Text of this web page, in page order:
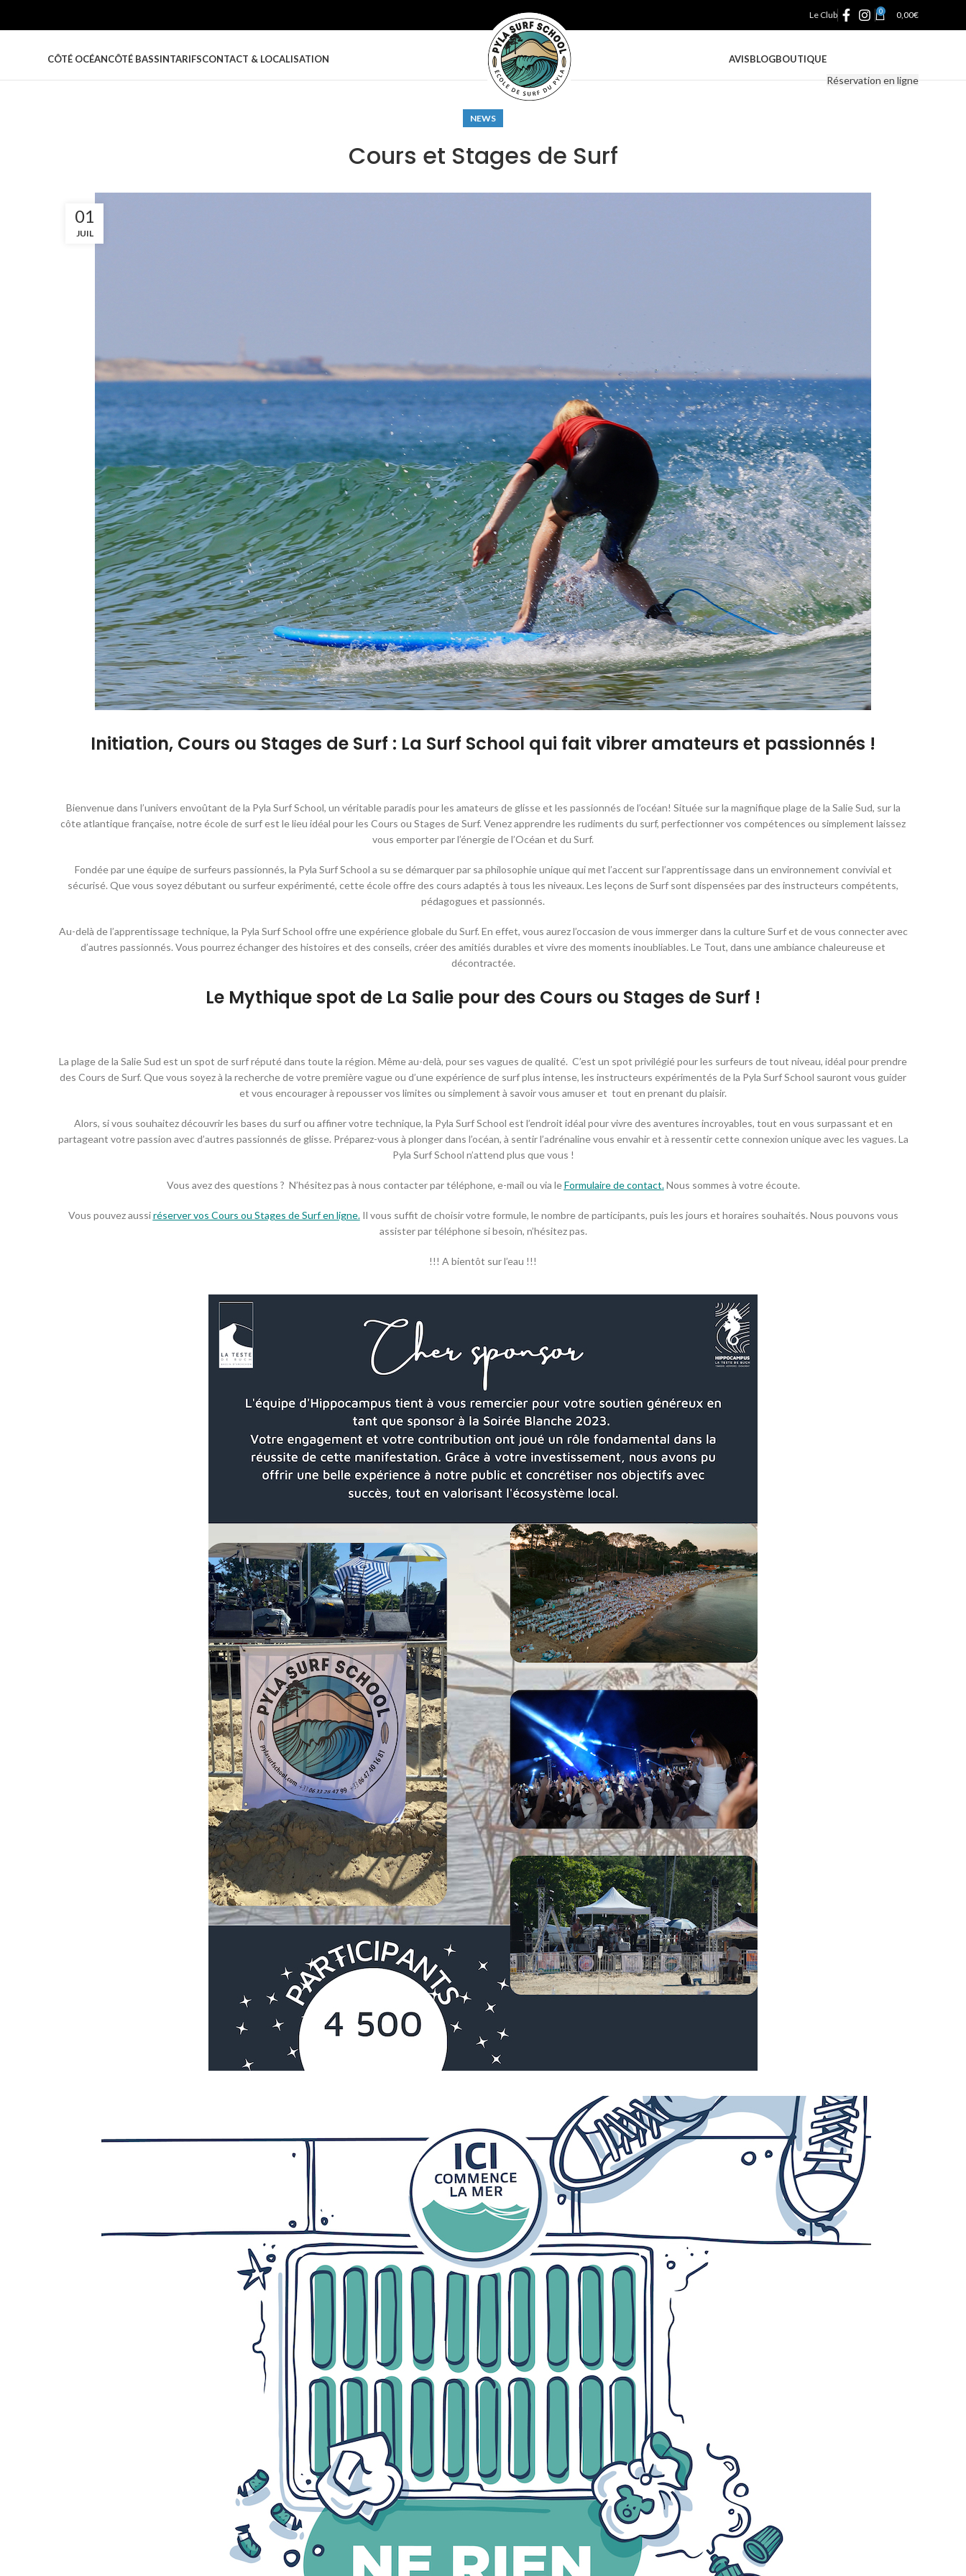
Le Club 0 0,00€
CÔTÉ OCÉANCÔTÉ BASSINTARIFSCONTACT & LOCALISATION AVISBLOGBOUTIQUE
Réservation en ligne
NEWS
Cours et Stages de Surf
01
JUIL
Initiation, Cours ou Stages de Surf : La Surf School qui fait vibrer amateurs et passionnés !
Bienvenue dans l’univers envoûtant de la Pyla Surf School, un véritable paradis pour les amateurs de glisse et les passionnés de l’océan! Située sur la magnifique plage de la Salie Sud, sur la
côte atlantique française, notre école de surf est le lieu idéal pour les Cours ou Stages de Surf. Venez apprendre les rudiments du surf, perfectionner vos compétences ou simplement laissez
vous emporter par l’énergie de l’Océan et du Surf.
Fondée par une équipe de surfeurs passionnés, la Pyla Surf School a su se démarquer par sa philosophie unique qui met l’accent sur l’apprentissage dans un environnement convivial et
sécurisé. Que vous soyez débutant ou surfeur expérimenté, cette école offre des cours adaptés à tous les niveaux. Les leçons de Surf sont dispensées par des instructeurs compétents,
pédagogues et passionnés.
Au-delà de l’apprentissage technique, la Pyla Surf School offre une expérience globale du Surf. En effet, vous aurez l’occasion de vous immerger dans la culture Surf et de vous connecter avec
d’autres passionnés. Vous pourrez échanger des histoires et des conseils, créer des amitiés durables et vivre des moments inoubliables. Le Tout, dans une ambiance chaleureuse et
décontractée.
Le Mythique spot de La Salie pour des Cours ou Stages de Surf !
La plage de la Salie Sud est un spot de surf réputé dans toute la région. Même au-delà, pour ses vagues de qualité. C’est un spot privilégié pour les surfeurs de tout niveau, idéal pour prendre
des Cours de Surf. Que vous soyez à la recherche de votre première vague ou d’une expérience de surf plus intense, les instructeurs expérimentés de la Pyla Surf School sauront vous guider
et vous encourager à repousser vos limites ou simplement à savoir vous amuser et tout en prenant du plaisir.
Alors, si vous souhaitez découvrir les bases du surf ou affiner votre technique, la Pyla Surf School est l’endroit idéal pour vivre des aventures incroyables, tout en vous surpassant et en
partageant votre passion avec d’autres passionnés de glisse. Préparez-vous à plonger dans l’océan, à sentir l’adrénaline vous envahir et à ressentir cette connexion unique avec les vagues. La
Pyla Surf School n’attend plus que vous !
Vous avez des questions ? N’hésitez pas à nous contacter par téléphone, e-mail ou via leFormulaire de contact.Nous sommes à votre écoute.
Vous pouvez aussiréserver vos Cours ou Stages de Surf en ligne.Il vous suffit de choisir votre formule, le nombre de participants, puis les jours et horaires souhaités. Nous pouvons vous
assister par téléphone si besoin, n’hésitez pas.
!!! A bientôt sur l’eau !!!